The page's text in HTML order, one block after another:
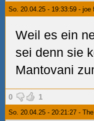
So. 20.04.25 - 19:33:59 - joe
Weil es ein
sei denn sie
Mantovani
0 1
So. 20.04.25 - 20:21:27 -